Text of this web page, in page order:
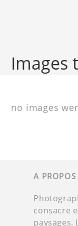
Images
no images
A PROPOS
consacre
paysages.